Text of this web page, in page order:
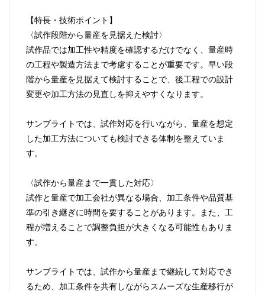
【特長・技術ポイント】
〈試作段階から量産を見据えた検討〉
試作品では加工性や精度を確認するだけでなく、量産時
の工程や製造方法まで考慮することが重要です。早い段
階から量産を見据えて検討することで、後工程での設計
変更や加工方法の見直しを抑えやすくなります。
サンブライトでは、試作対応を行いながら、量産を想定
した加工方法についても検討できる体制を整えていま
す。
〈試作から量産まで一貫した対応〉
試作と量産で加工会社が異なる場合、加工条件や品質基
準の引き継ぎに時間を要することがあります。また、工
程が増えることで調整負担が大きくなる可能性もありま
す。
サンブライトでは、試作から量産まで継続して対応でき
るため、加工条件を共有しながらスムーズな生産移行が